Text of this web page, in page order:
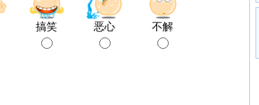
搞笑 恶心 不解